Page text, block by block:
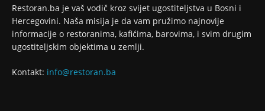
Restoran.ba je vaš vodič kroz svijet ugostiteljstva u Bosni i
Hercegovini. Naša misija je da vam pružimo najnovije
informacije o restoranima, kafićima, barovima, i svim drugim
ugostiteljskim objektima u zemlji.
Kontakt: info@restoran.ba